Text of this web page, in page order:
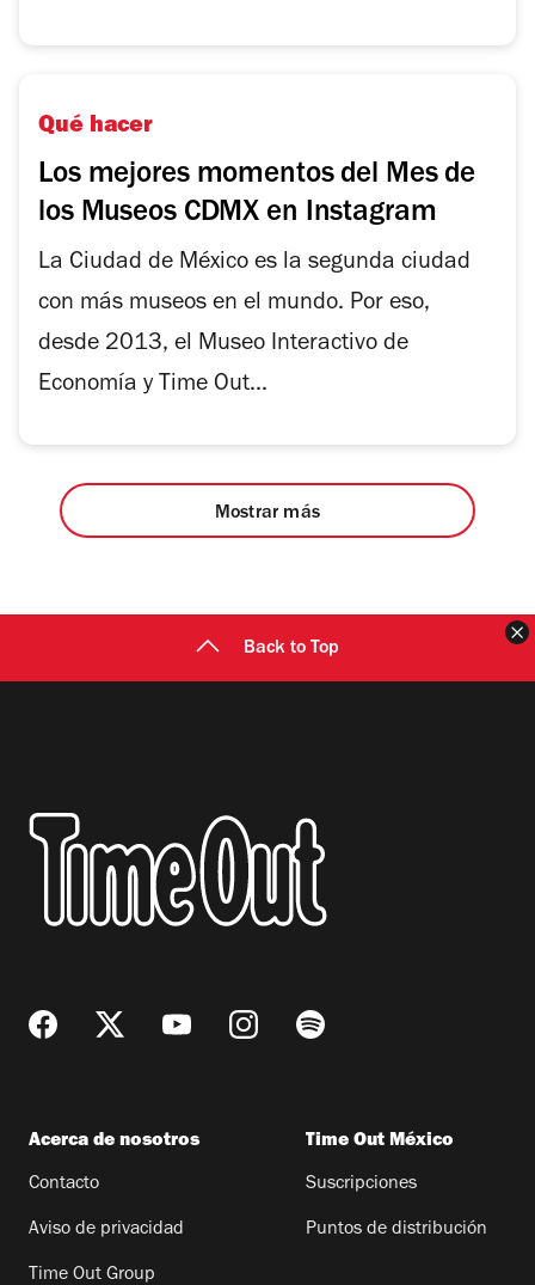
Qué hacer
Los mejores momentos del Mes de
los Museos CDMX en Instagram
La Ciudad de México es la segunda ciudad
con más museos en el mundo. Por eso,
desde 2013, el Museo Interactivo de
Economía y Time Out...
Mostrar más
Back to Top
Acerca de nosotros
Contacto
Aviso de privacidad
Time Out Group
Time Out México
Suscripciones
Puntos de distribución